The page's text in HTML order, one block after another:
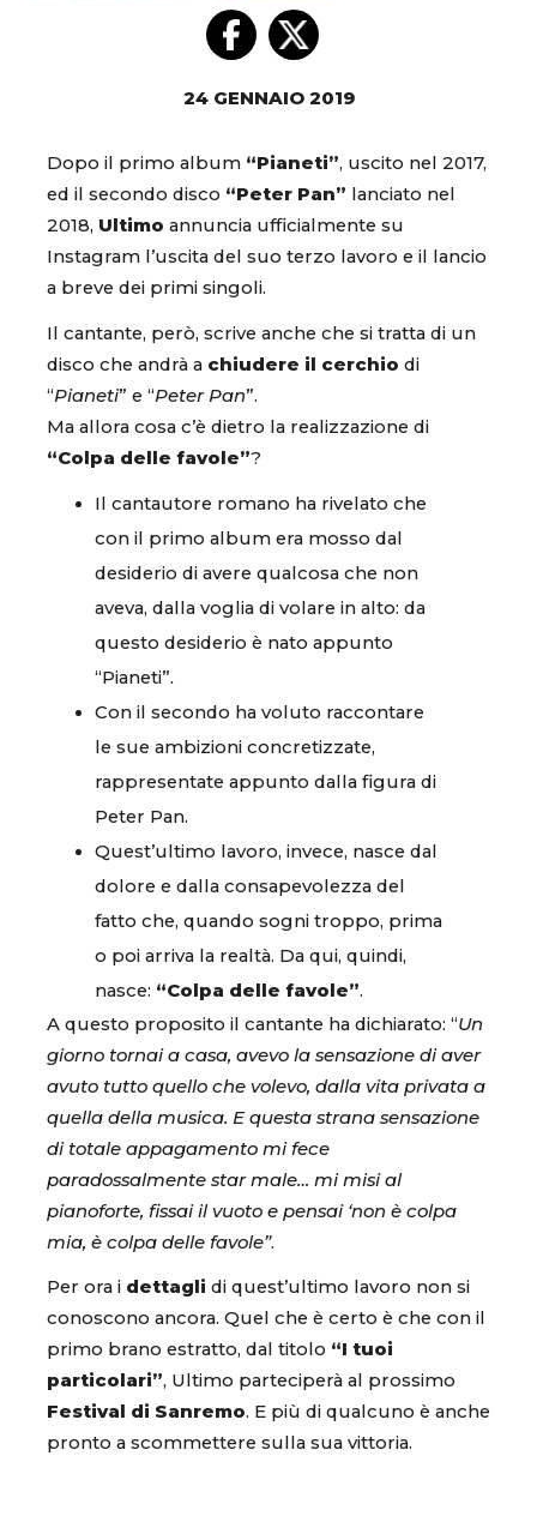
24 GENNAIO 2019
Dopo il primo album “Pianeti”, uscito nel 2017,
ed il secondo disco “Peter Pan” lanciato nel
2018, Ultimo annuncia ufficialmente su
Instagram l’uscita del suo terzo lavoro e il lancio
a breve dei primi singoli.
Il cantante, però, scrive anche che si tratta di un
disco che andrà a chiudere il cerchio di
“Pianeti” e “Peter Pan”.
Ma allora cosa c’è dietro la realizzazione di
“Colpa delle favole”?
Il cantautore romano ha rivelato che
con il primo album era mosso dal
desiderio di avere qualcosa che non
aveva, dalla voglia di volare in alto: da
questo desiderio è nato appunto
“Pianeti”.
Con il secondo ha voluto raccontare
le sue ambizioni concretizzate,
rappresentate appunto dalla figura di
Peter Pan.
Quest’ultimo lavoro, invece, nasce dal
dolore e dalla consapevolezza del
fatto che, quando sogni troppo, prima
o poi arriva la realtà. Da qui, quindi,
nasce: “Colpa delle favole”.
A questo proposito il cantante ha dichiarato: “Un
giorno tornai a casa, avevo la sensazione di aver
avuto tutto quello che volevo, dalla vita privata a
quella della musica. E questa strana sensazione
di totale appagamento mi fece
paradossalmente star male… mi misi al
pianoforte, fissai il vuoto e pensai ‘non è colpa
mia, è colpa delle favole”.
Per ora i dettagli di quest’ultimo lavoro non si
conoscono ancora. Quel che è certo è che con il
primo brano estratto, dal titolo “I tuoi
particolari”, Ultimo parteciperà al prossimo
Festival di Sanremo. E più di qualcuno è anche
pronto a scommettere sulla sua vittoria.